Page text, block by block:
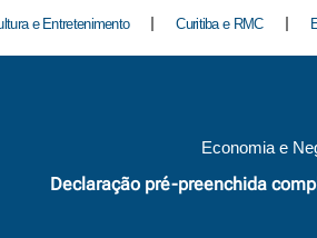
e Entretenimento Curitiba e RMC
Economia e
Declaração pré-preenchida